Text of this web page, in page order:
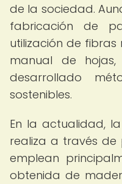
de la sociedad.
fabricación de
utilización de
manual de
desarrollado
sostenibles.
En la actualidad,
realiza a través de
emplean
obtenida de